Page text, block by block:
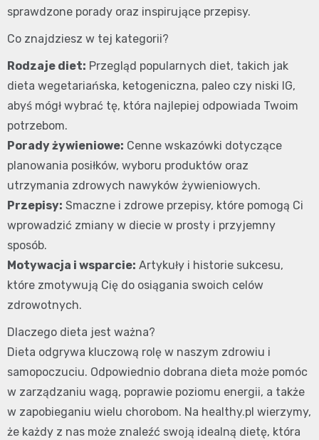
sprawdzone porady oraz inspirujące przepisy.
Co znajdziesz w tej kategorii?
Rodzaje diet: Przegląd popularnych diet, takich jak
dieta wegetariańska, ketogeniczna, paleo czy niski IG,
abyś mógł wybrać tę, która najlepiej odpowiada Twoim
potrzebom.
Porady żywieniowe: Cenne wskazówki dotyczące
planowania posiłków, wyboru produktów oraz
utrzymania zdrowych nawyków żywieniowych.
Przepisy: Smaczne i zdrowe przepisy, które pomogą Ci
wprowadzić zmiany w diecie w prosty i przyjemny
sposób.
Motywacja i wsparcie: Artykuły i historie sukcesu,
które zmotywują Cię do osiągania swoich celów
zdrowotnych.
Dlaczego dieta jest ważna?
Dieta odgrywa kluczową rolę w naszym zdrowiu i
samopoczuciu. Odpowiednio dobrana dieta może pomóc
w zarządzaniu wagą, poprawie poziomu energii, a także
w zapobieganiu wielu chorobom. Na healthy.pl wierzymy,
że każdy z nas może znaleźć swoją idealną dietę, która